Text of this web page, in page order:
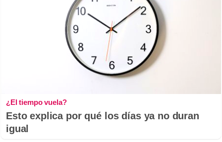
¿El tiempo vuela?
Esto explica por qué los días ya no duran
igual